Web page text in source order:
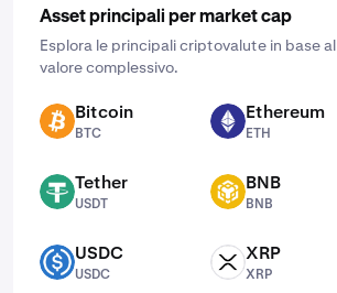
Asset principali per market cap
Esplora le principali criptovalute in base al
valore complessivo.
BTC Bitcoin
BTC
ETH Ethereum
ETH
USDT Tether
USDT
BNB BNB
BNB
USDC USDC
USDC
XRP XRP
XRP